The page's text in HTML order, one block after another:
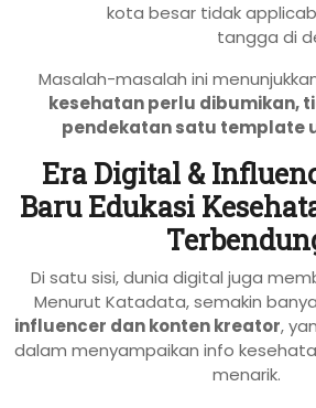
kota besar tidak
tangga di
Masalah-masalah ini
kesehatan perlu dibumikan,
pendekatan satu template
Era Digital &
Baru Edukasi
Di satu sisi, dunia digital juga
Menurut Katadata, semakin
influencer dan konten kreator,
dalam menyampaikan info
menarik.